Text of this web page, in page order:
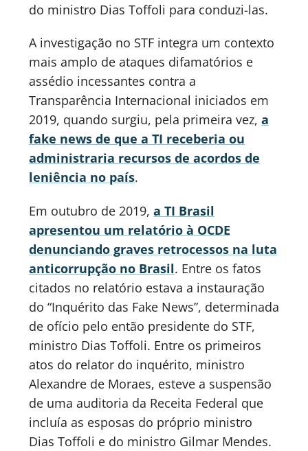
do ministro Dias Toffoli para conduzi-las.
A investigação no STF integra um contexto
mais amplo de ataques difamatórios e
assédio incessantes contra a
Transparência Internacional iniciados em
2019, quando surgiu, pela primeira vez, a
fake news de que a TI receberia ou
administraria recursos de acordos de
leniência no país.
Em outubro de 2019, a TI Brasil
apresentou um relatório à OCDE
denunciando graves retrocessos na luta
anticorrupção no Brasil. Entre os fatos
citados no relatório estava a instauração
do “Inquérito das Fake News”, determinada
de ofício pelo então presidente do STF,
ministro Dias Toffoli. Entre os primeiros
atos do relator do inquérito, ministro
Alexandre de Moraes, esteve a suspensão
de uma auditoria da Receita Federal que
incluía as esposas do próprio ministro
Dias Toffoli e do ministro Gilmar Mendes.